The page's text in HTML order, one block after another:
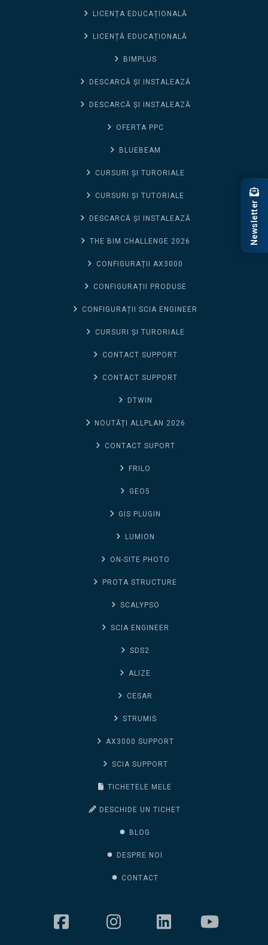
LICENȚA EDUCAȚIONALĂ
LICENȚĂ EDUCAȚIONALĂ
BIMPLUS
DESCARCĂ ȘI INSTALEAZĂ
DESCARCĂ ȘI INSTALEAZĂ
OFERTA PPC
BLUEBEAM
CURSURI ȘI TURORIALE
CURSURI ȘI TUTORIALE
DESCARCĂ ȘI INSTALEAZĂ
THE BIM CHALLENGE 2026
CONFIGURAȚII AX3000
CONFIGURAȚII PRODUSE
CONFIGURAȚII SCIA ENGINEER
CURSURI ȘI TURORIALE
CONTACT SUPPORT
CONTACT SUPPORT
DTWIN
NOUTĂȚI ALLPLAN 2026
CONTACT SUPORT
FRILO
GEO5
GIS PLUGIN
LUMION
ON-SITE PHOTO
PROTA STRUCTURE
SCALYPSO
SCIA ENGINEER
SDS2
ALIZE
CESAR
STRUMIS
AX3000 SUPPORT
SCIA SUPPORT
TICHETELE MELE
DESCHIDE UN TICHET
BLOG
DESPRE NOI
CONTACT
Newsletter